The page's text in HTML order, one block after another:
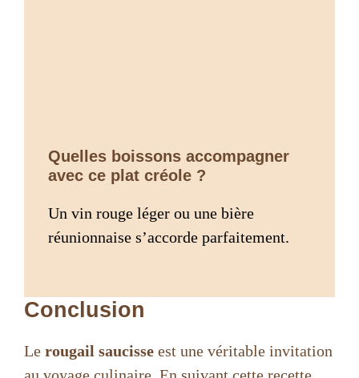
Quelles boissons accompagner
avec ce plat créole ?
Un vin rouge léger ou une bière
réunionnaise s’accorde parfaitement.
Conclusion
Le rougail saucisse est une véritable invitation